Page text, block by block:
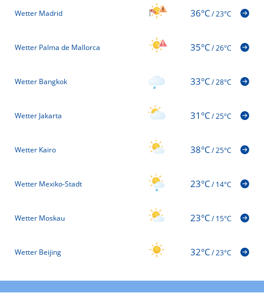
Wetter Madrid 36°C/23°C
Wetter Palma de Mallorca 35°C/26°C
Wetter Bangkok 33°C/28°C
Wetter Jakarta 31°C/25°C
Wetter Kairo 38°C/25°C
Wetter Mexiko-Stadt 23°C/14°C
Wetter Moskau 23°C/15°C
Wetter Beijing 32°C/23°C